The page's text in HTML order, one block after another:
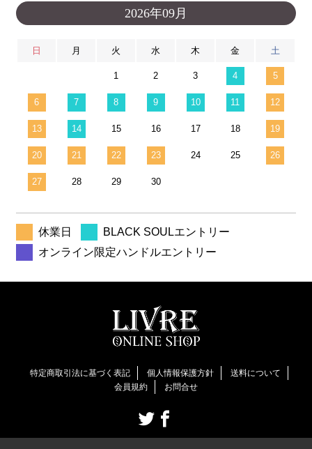
2026年09月
日 月 火 水 木 金 土
1 2 3 4 5
6 7 8 9 10 11 12
13 14 15 16 17 18 19
20 21 22 23 24 25 26
27 28 29 30
休業日
BLACK SOULエントリー
オンライン限定ハンドルエントリー
特定商取引法に基づく表記 個人情報保護方針
送料について
会員規約
お問合せ